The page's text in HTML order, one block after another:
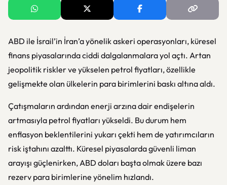
ABD ile İsrail’in İran’a yönelik askeri operasyonları, küresel
finans piyasalarında ciddi dalgalanmalara yol açtı. Artan
jeopolitik riskler ve yükselen petrol fiyatları, özellikle
gelişmekte olan ülkelerin para birimlerini baskı altına aldı.
Çatışmaların ardından enerji arzına dair endişelerin
artmasıyla petrol fiyatları yükseldi. Bu durum hem
enflasyon beklentilerini yukarı çekti hem de yatırımcıların
risk iştahını azalttı. Küresel piyasalarda güvenli liman
arayışı güçlenirken, ABD doları başta olmak üzere bazı
rezerv para birimlerine yönelim hızlandı.